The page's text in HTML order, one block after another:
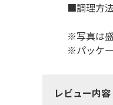
■調理方
※写真は
※パッケ
レビュー内容